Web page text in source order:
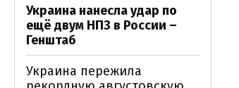
Украина нанесла удар по
ещё двум НПЗ в России –
Генштаб
Украина пережила